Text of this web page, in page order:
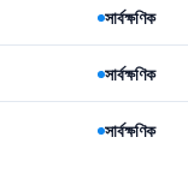
সার্বক্ষণিক
সার্বক্ষণিক
সার্বক্ষণিক